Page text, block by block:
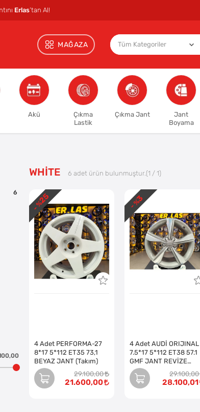
Erlas’tan Al!
MAĞAZA
Akü
Çıkma
Lastik
Çıkma Jant
Jant
Boyama
WHİTE 6 adet ürün bulunmuştur.(1 / 1)
4 Adet PERFORMA-27
8*17 5*112 ET35 73,1
BEYAZ JANT (Takım)
29.100,00
21.600,00
- %
25
4 Adet AUDİ ORIJINAL
7.5*17 5*112 ET38 57.1
GMF JANT REVİZE
EDİLMİŞ (Takım)
29.100,00
28.100,01
- %
3
6